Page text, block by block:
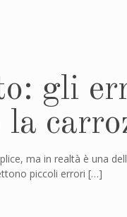
gli
la
ma in realtà è una
piccoli errori […]